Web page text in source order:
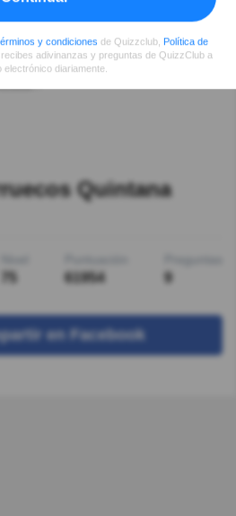
Quintana
75 61954 9
en Facebook
y condiciones de Quizzclub, Política de
adivinanzas y preguntas de QuizzClub a
electrónico diariamente.